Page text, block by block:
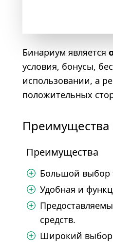
Бинариум является
условия, бонусы,
использовании, а
положительных
Преимущества
Преимущества
Большой выбор
Удобная и
средств.
Широкий выбор